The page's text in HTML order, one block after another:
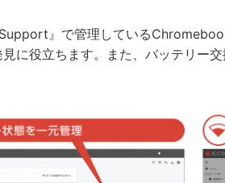
』で管理している
に役立ちます。また、バッテリー